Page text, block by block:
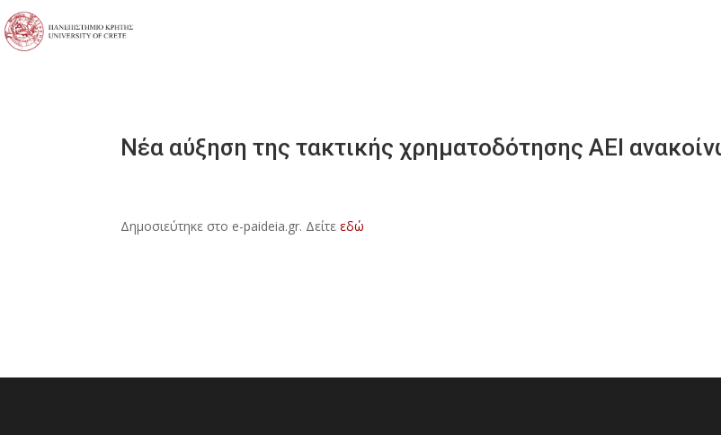
Νέα αύξηση της τακτικής χρηματοδότησης ΑΕΙ
Δημοσιεύτηκε στο e-paideia.gr. Δείτε εδώ